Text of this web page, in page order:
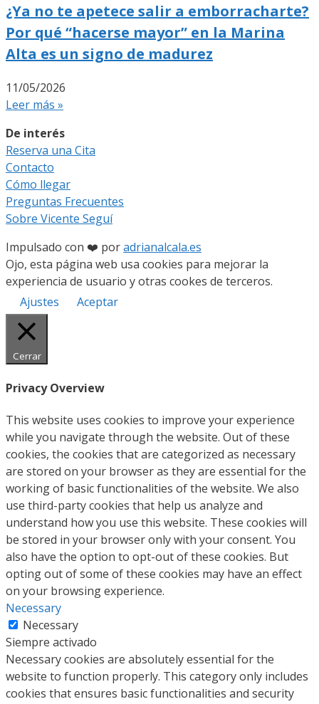
¿Ya no te apetece salir a emborracharte?
Por qué “hacerse mayor” en la Marina
Alta es un signo de madurez
11/05/2026
Leer más »
De interés
Reserva una Cita
Contacto
Cómo llegar
Preguntas Frecuentes
Sobre Vicente Seguí
Impulsado con ❤️ poradrianalcala.es
Ojo, esta página web usa cookies para mejorar la
experiencia de usuario y otras cookes de terceros.
Ajustes
Aceptar
Cerrar
Privacy Overview
This website uses cookies to improve your experience
while you navigate through the website. Out of these
cookies, the cookies that are categorized as necessary
are stored on your browser as they are essential for the
working of basic functionalities of the website. We also
use third-party cookies that help us analyze and
understand how you use this website. These cookies will
be stored in your browser only with your consent. You
also have the option to opt-out of these cookies. But
opting out of some of these cookies may have an effect
on your browsing experience.
Necessary
Necessary
Siempre activado
Necessary cookies are absolutely essential for the
website to function properly. This category only includes
cookies that ensures basic functionalities and security